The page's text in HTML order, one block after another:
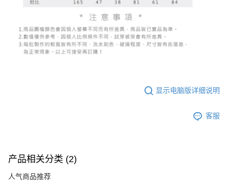
显示电脑版详细说明
客服
产品相关分类 (2)
人气商品推荐